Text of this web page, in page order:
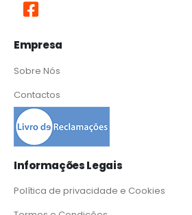
Empresa
Sobre Nós
Contactos
Informações Legais
Política de privacidade e Cookies